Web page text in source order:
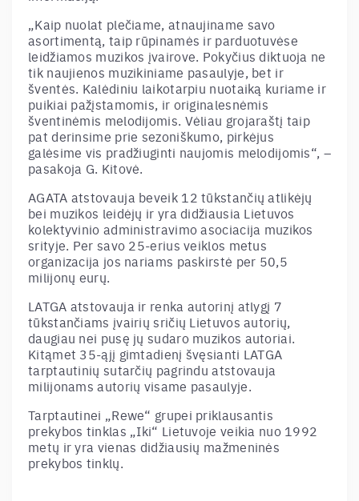
„Kaip nuolat plečiame, atnaujiname savo
asortimentą, taip rūpinamės ir parduotuvėse
leidžiamos muzikos įvairove. Pokyčius diktuoja ne
tik naujienos muzikiniame pasaulyje, bet ir
šventės. Kalėdiniu laikotarpiu nuotaiką kuriame ir
puikiai pažįstamomis, ir originalesnėmis
šventinėmis melodijomis. Vėliau grojaraštį taip
pat derinsime prie sezoniškumo, pirkėjus
galėsime vis pradžiuginti naujomis melodijomis“, –
pasakoja G. Kitovė.
AGATA atstovauja beveik 12 tūkstančių atlikėjų
bei muzikos leidėjų ir yra didžiausia Lietuvos
kolektyvinio administravimo asociacija muzikos
srityje. Per savo 25-erius veiklos metus
organizacija jos nariams paskirstė per 50,5
milijonų eurų.
LATGA atstovauja ir renka autorinį atlygį 7
tūkstančiams įvairių sričių Lietuvos autorių,
daugiau nei pusę jų sudaro muzikos autoriai.
Kitąmet 35-ąjį gimtadienį švęsianti LATGA
tarptautinių sutarčių pagrindu atstovauja
milijonams autorių visame pasaulyje.
Tarptautinei „Rewe“ grupei priklausantis
prekybos tinklas „Iki“ Lietuvoje veikia nuo 1992
metų ir yra vienas didžiausių mažmeninės
prekybos tinklų.